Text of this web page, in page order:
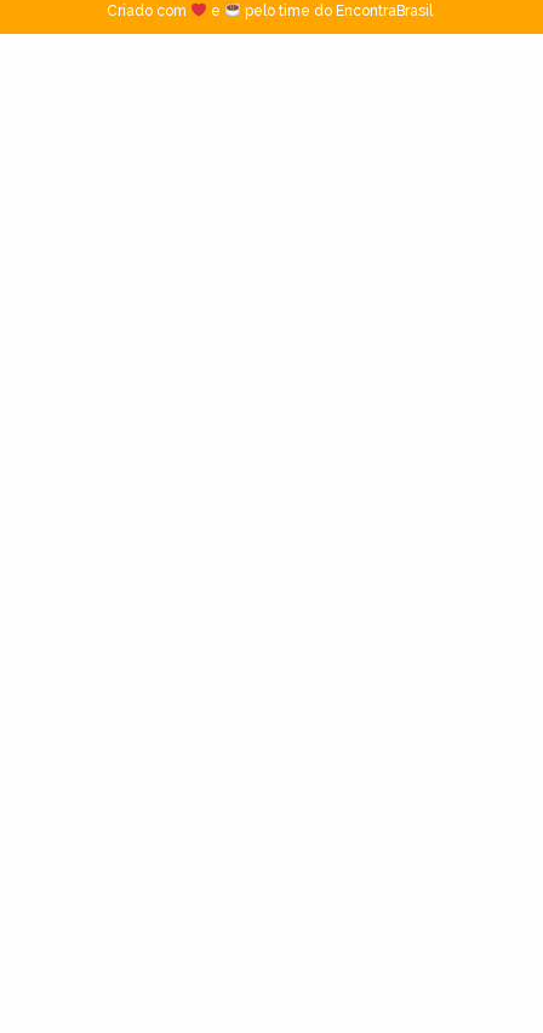
Criado com
e pelo time do EncontraBrasil